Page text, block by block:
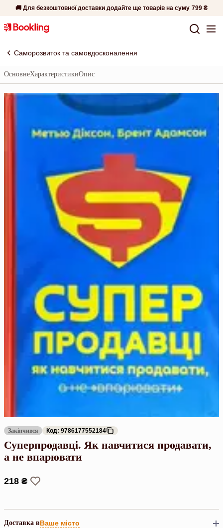
🚚 Для безкоштовної доставки додайте ще товарів на суму 799 ₴
Саморозвиток та самовдосконалення
ОсновнеХарактеристикиОпис
Закінчився Код: 9786177552184
Суперпродавці. Як навчитися продавати,
а не впарювати
218 ₴
Доставка вВаше місто